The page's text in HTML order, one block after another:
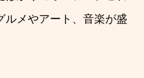
ルメやアート、音楽が盛